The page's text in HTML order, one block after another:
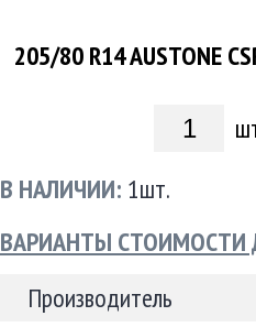
205/80 R14 AUSTONE
В НАЛИЧИИ: 1шт.
ВАРИАНТЫ СТОИМОСТИ
Производитель